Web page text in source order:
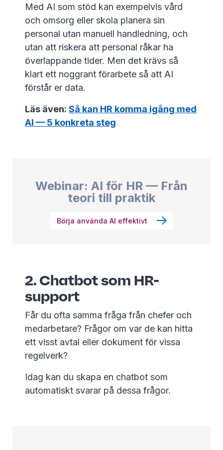
Med AI som stöd kan exempelvis vård
och omsorg eller skola planera sin
personal utan manuell handledning, och
utan att riskera att personal råkar ha
överlappande tider. Men det krävs så
klart ett noggrant förarbete så att AI
förstår er data.
Läs även: Så kan HR komma igång med
AI — 5 konkreta steg
Webinar: AI för HR — Från
teori till praktik
Börja använda AI effektivt
2. Chatbot som HR-
support
Får du ofta samma fråga från chefer och
medarbetare? Frågor om var de kan hitta
ett visst avtal eller dokument för vissa
regelverk?
Idag kan du skapa en chatbot som
automatiskt svarar på dessa frågor.